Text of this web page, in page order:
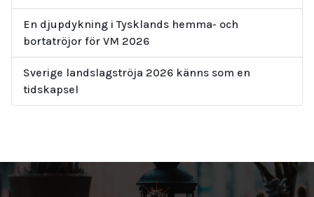
En djupdykning i Tysklands hemma- och
bortatröjor för VM 2026
Sverige landslagströja 2026 känns som en
tidskapsel